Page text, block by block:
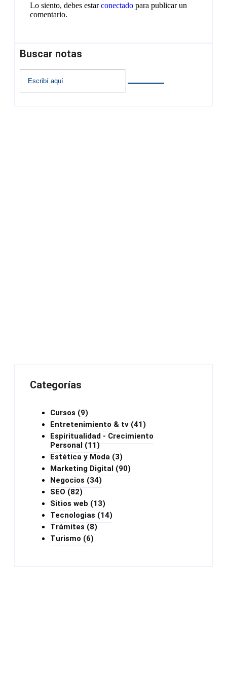
Lo siento, debes estarconectado para publicar un
comentario.
Buscar notas
Categorías
Cursos (9)
Entretenimiento & tv (41)
Espiritualidad - Crecimiento
Personal (11)
Estética y Moda (3)
Marketing Digital (90)
Negocios (34)
SEO (82)
Sitios web (13)
Tecnologias (14)
Trámites (8)
Turismo (6)